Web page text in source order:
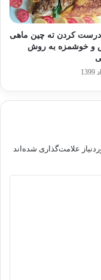
کردن ته چین ماهی
خوشمزه به روش
علامت‌گذاری شده‌اند